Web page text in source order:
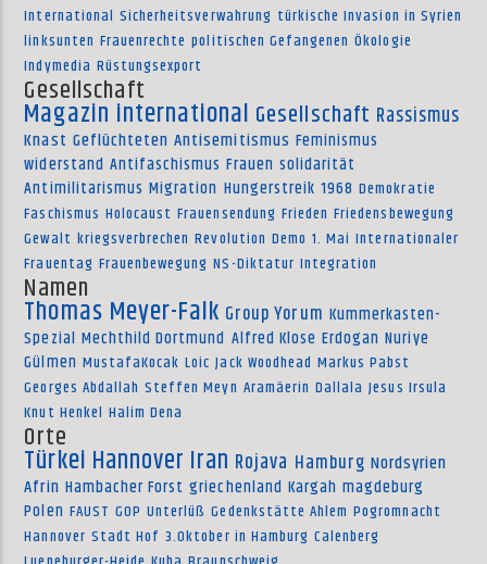
International Sicherheitsverwahrung türkische Invasion in Syrien
linksunten Frauenrechte politischen Gefangenen Ökologie
Indymedia Rüstungsexport
Gesellschaft
Magazin international Gesellschaft Rassismus
Knast Geflüchteten Antisemitismus Feminismus
widerstand Antifaschismus Frauen solidarität
Antimilitarismus Migration Hungerstreik 1968 Demokratie
Faschismus Holocaust Frauensendung Frieden Friedensbewegung
Gewalt kriegsverbrechen Revolution Demo 1. Mai Internationaler
Frauentag Frauenbewegung NS-Diktatur Integration
Namen
Thomas Meyer-Falk Group Yorum Kummerkasten-
Spezial Mechthild Dortmund Alfred Klose Erdogan Nuriye
Gülmen MustafaKocak Loic Jack Woodhead Markus Pabst
Georges Abdallah Steffen Meyn Aramäerin Dallala Jesus Irsula
Knut Henkel Halim Dena
Orte
Türkei Hannover Iran Rojava Hamburg Nordsyrien
Afrin Hambacher Forst griechenland Kargah magdeburg
Polen FAUST GOP Unterlüß Gedenkstätte Ahlem Pogromnacht
Hannover Stadt Hof 3.Oktober in Hamburg Calenberg